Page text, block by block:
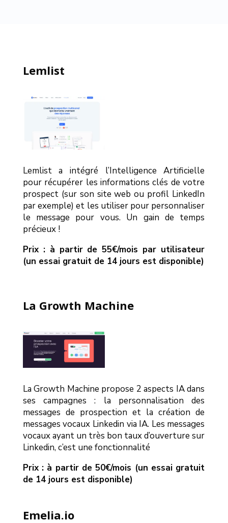
Lemlist
Lemlist a intégré l’Intelligence Artificielle
pour récupérer les informations clés de votre
prospect (sur son site web ou profil LinkedIn
par exemple) et les utiliser pour personnaliser
le message pour vous. Un gain de temps
précieux !
Prix : à partir de 55€/mois par utilisateur
(un essai gratuit de 14 jours est disponible)
La Growth Machine
La Growth Machine propose 2 aspects IA dans
ses campagnes : la personnalisation des
messages de prospection et la création de
messages vocaux Linkedin via IA. Les messages
vocaux ayant un très bon taux d’ouverture sur
Linkedin, c’est une fonctionnalité
Prix : à partir de 50€/mois (un essai gratuit
de 14 jours est disponible)
Emelia.io